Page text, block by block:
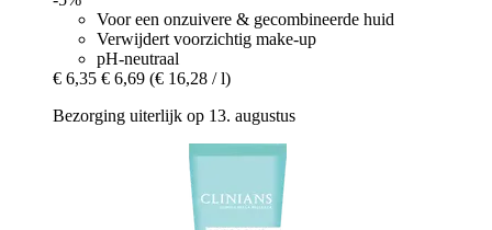
Voor een onzuivere & gecombineerde huid
Verwijdert voorzichtig make-up
pH-neutraal
€ 6,35 € 6,69 (€ 16,28 / l)
Bezorging uiterlijk op 13. augustus